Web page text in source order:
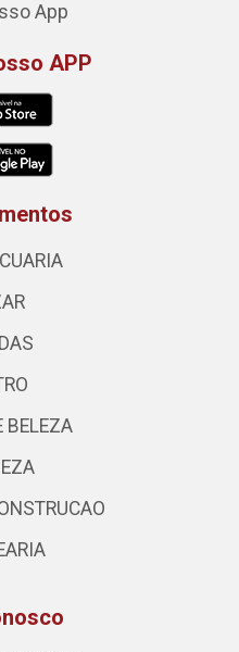
App
APP
BELEZA